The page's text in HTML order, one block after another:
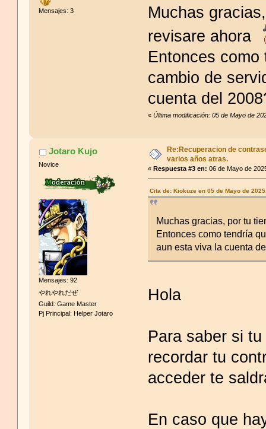
Mensajes: 3
Muchas
revisare ahora
Entonces
cambio de
cuenta del
«Última modificación: 05 de Mayo de
Jotaro Kujo
Novice
Mensajes: 92
やれやれだぜ
Guild: Game Master
Pj Principal: Helper Jotaro
Re:Recuperacion de
varios años atras.
«Respuesta #3 en: 06 de Mayo de
Cita de: Kiokuze en 05 de Mayo de
Muchas gracias, por tu
Entonces como tendría
aun esta viva la cuenta
Hola
Para saber si
recordar tu
acceder te
En caso que